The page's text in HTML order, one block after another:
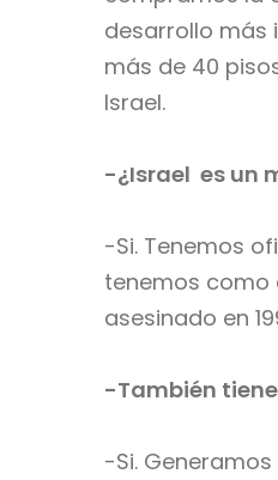
desarrollo más
más de 40
Israel.
-¿Israel es un
-Si. Tenemos
tenemos como
asesinado en
-También
-Si.